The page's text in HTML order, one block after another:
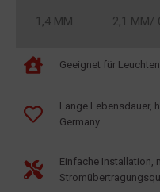
1,4 MM 2,1 MM/
Geeignet für
Lange Lebensdauer,
Germany
Einfache Installation,